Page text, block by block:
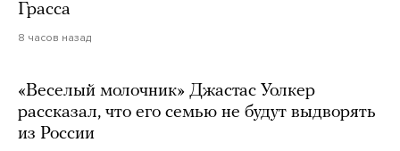
Грасса
8 часов назад
«Веселый молочник» Джастас Уолкер
рассказал, что его семью не будут выдворять
из России